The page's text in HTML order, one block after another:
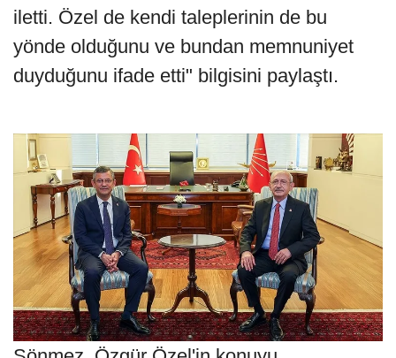
iletti. Özel de kendi taleplerinin de bu
yönde olduğunu ve bundan memnuniyet
duyduğunu ifade etti" bilgisini paylaştı.